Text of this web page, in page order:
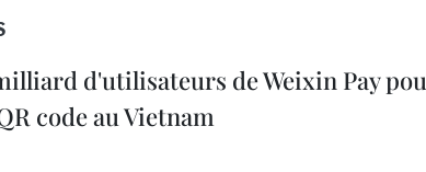
d'utilisateurs de Weixin Pay
code au Vietnam